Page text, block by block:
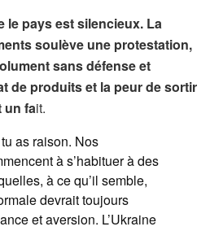
le pays est silencieux. La
soulève une protestation,
sans défense et
de produits et la peur de sortir
un fait.
as raison. Nos
à s’habituer à des
à ce qu’il semble,
devrait toujours
et aversion. L’Ukraine